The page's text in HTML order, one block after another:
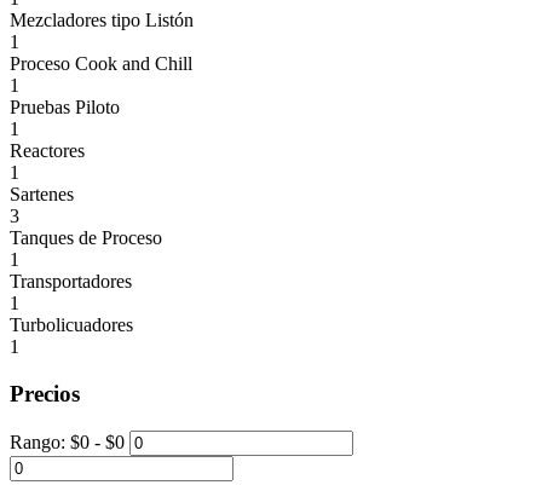
Mezcladores tipo Listón
1
Proceso Cook and Chill
1
Pruebas Piloto
1
Reactores
1
Sartenes
3
Tanques de Proceso
1
Transportadores
1
Turbolicuadores
1
Precios
Rango: $0 - $0